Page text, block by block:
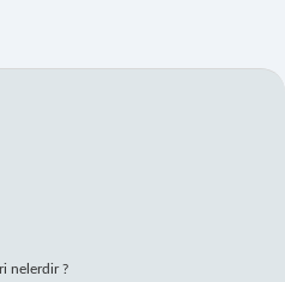
nelerdir ?